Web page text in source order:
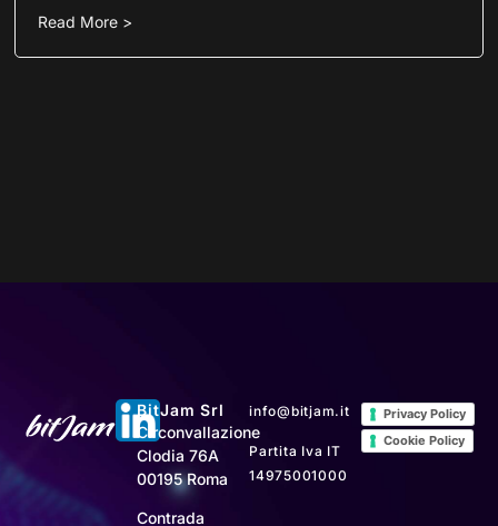
Read More >
BitJam Srl
Circonvallazione
Clodia 76A
00195 Roma
Contrada
info@bitjam.it
Partita Iva IT
14975001000
Privacy Policy
Cookie Policy